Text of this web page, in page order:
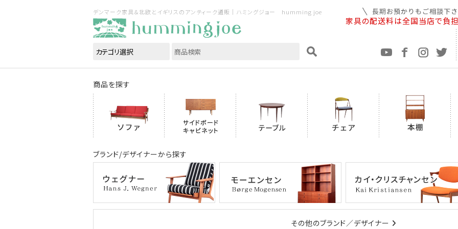
デンマーク家具＆北欧とイギリスのアンティーク通販｜ハミングジョー humming joe
家具の配送料は全国当店で負
商品を探す
ブランド/デザイナーから探す
その他のブランド／デザイナー